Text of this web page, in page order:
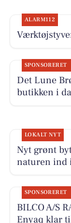
ALARM112
SPONSORERET
Det Lune
butikken i
LOKALT NYT
Nyt grønt
naturen ind
SPONSORERET
BILCO A/S
Enyaq klar